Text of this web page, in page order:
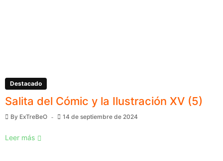
Destacado
Salita del Cómic y la Ilustración XV (5)
By ExTreBeO 14 de septiembre de 2024
Leer más